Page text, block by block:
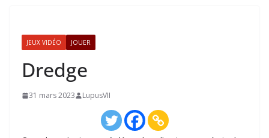
JEUX VIDÉO JOUER
Dredge
31 mars 2023 LupusVII